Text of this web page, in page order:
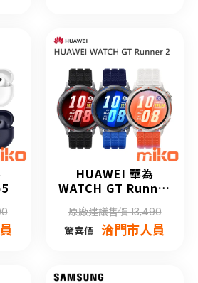
HUAWEI 華為
WATCH GT Runner
原廠建議售價 13,490
驚喜價 洽門市人員